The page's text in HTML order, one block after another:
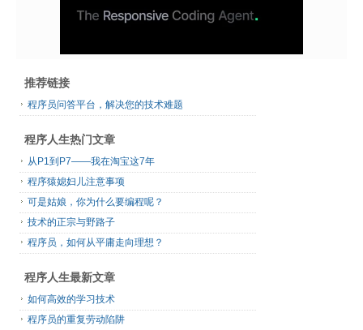
推荐链接
程序员问答平台，解决您的技术难题
程序人生热门文章
从P1到P7——我在淘宝这7年
程序猿媳妇儿注意事项
可是姑娘，你为什么要编程呢？
技术的正宗与野路子
程序员，如何从平庸走向理想？
程序人生最新文章
如何高效的学习技术
程序员的重复劳动陷阱